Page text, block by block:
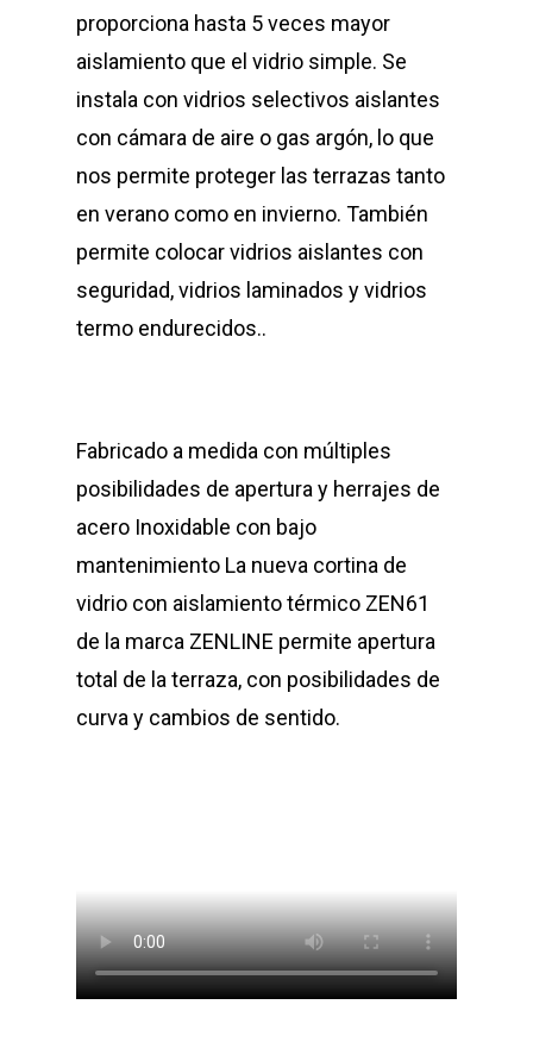
proporciona hasta 5 veces mayor
aislamiento que el vidrio simple. Se
instala con vidrios selectivos aislantes
con cámara de aire o gas argón, lo que
nos permite proteger las terrazas tanto
en verano como en invierno. También
permite colocar vidrios aislantes con
seguridad, vidrios laminados y vidrios
termo endurecidos..
Fabricado a medida con múltiples
posibilidades de apertura y herrajes de
acero Inoxidable con bajo
mantenimiento La nueva cortina de
vidrio con aislamiento térmico ZEN61
de la marca ZENLINE permite apertura
total de la terraza, con posibilidades de
curva y cambios de sentido.